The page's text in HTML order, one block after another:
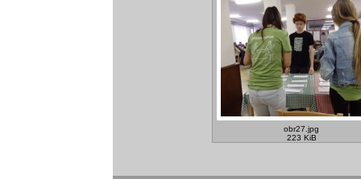
obr27.jpg
223 KiB